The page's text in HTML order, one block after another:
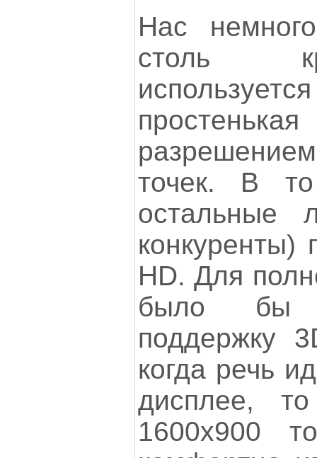
Нас
столь
точек. В
остальные
конкуренты)
HD. Для
было бы
поддержку
когда речь
дисплее,
1600x900